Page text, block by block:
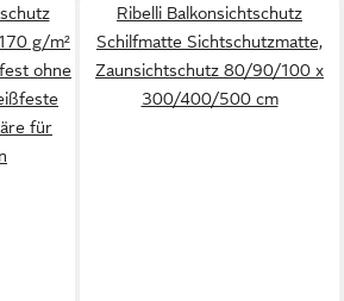
g/m²
ohne
für
Ribelli Balkonsichtschutz
Schilfmatte Sichtschutzmatte,
Zaunsichtschutz 80/90/100 x
300/400/500 cm